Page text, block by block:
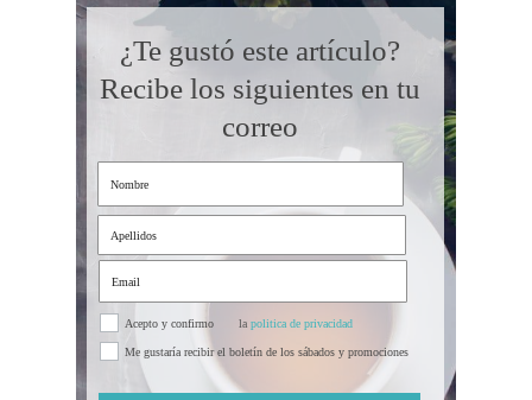
la politica de privacidad
¿Te gustó este artículo?
Recibe los siguientes en tu
correo
Acepto y confirmo
Me gustaría recibir el boletín de los sábados y promociones